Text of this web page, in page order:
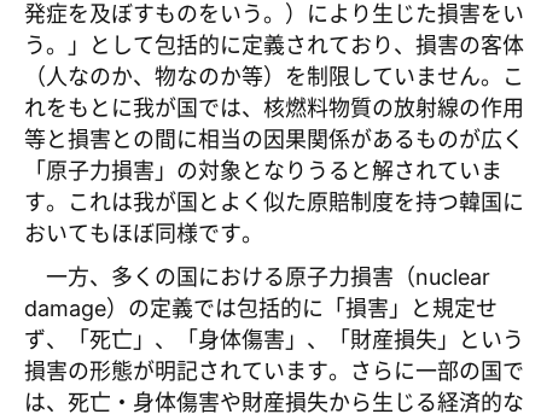
発症を及ぼすものをいう。）により生じた損害をい
う。」として包括的に定義されており、損害の客体
（人なのか、物なのか等）を制限していません。こ
れをもとに我が国では、核燃料物質の放射線の作用
等と損害との間に相当の因果関係があるものが広く
「原子力損害」の対象となりうると解されていま
す。これは我が国とよく似た原賠制度を持つ韓国に
おいてもほぼ同様です。
一方、多くの国における原子力損害（nuclear
damage）の定義では包括的に「損害」と規定せ
ず、「死亡」、「身体傷害」、「財産損失」という
損害の形態が明記されています。さらに一部の国で
は、死亡・身体傷害や財産損失から生じる経済的な